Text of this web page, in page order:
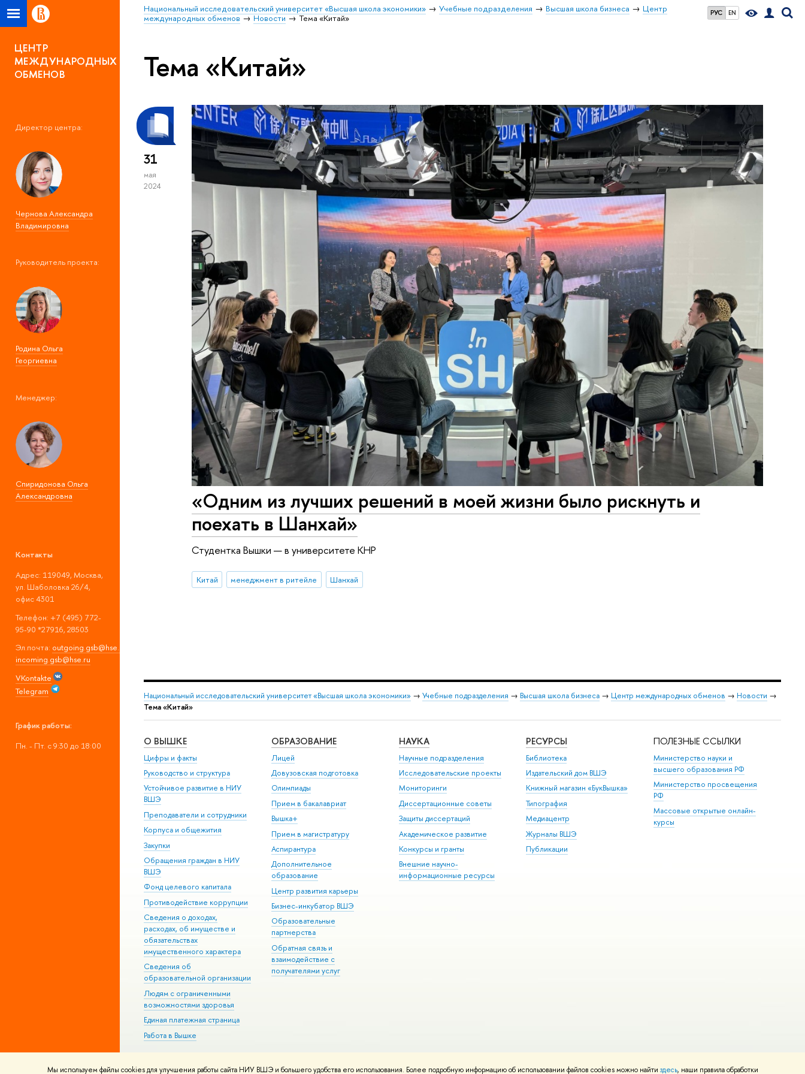
Мы используем файлы cookies для улучшения работы сайта НИУ ВШЭ и большего удобства его использования. Более подробную информацию об использовании файлов cookies можно найти здесь, наши правила обработки
РУС EN
Национальный исследовательский университет «Высшая школа экономики» Учебные подразделения Высшая школа бизнеса
Центр
международных обменов
Новости Тема «Китай»
ЦЕНТР
МЕЖДУНАРОДНЫХ
ОБМЕНОВ
Директор центра:
Чернова Александра
Владимировна
Руководитель проекта:
Родина Ольга
Георгиевна
Менеджер:
Спиридонова Ольга
Александровна
Контакты
Адрес: 119049, Москва,
ул. Шаболовка 26/4,
офис 4301
Телефон: +7 (495) 772-
95-90 *27916, 28503
Эл.почта: outgoing.gsb@hse.ru
incoming.gsb@hse.ru
VKontakte
Telegram
График работы:
Пн. - Пт. с 9:30 до 18:00
Тема «Китай»
31
мая
2024
«Одним из лучших решений в моей жизни было рискнуть и
поехать в Шанхай»
Студентка Вышки — в университете КНР
Китай менеджмент в ритейле Шанхай
Национальный исследовательский университет «Высшая школа экономики» → Учебные подразделения → Высшая школа бизнеса → Центр международных обменов → Новости →
Тема «Китай»
О ВЫШКЕ
Цифры и факты
Руководство и структура
Устойчивое развитие в НИУ
ВШЭ
Преподаватели и сотрудники
Корпуса и общежития
Закупки
Обращения граждан в НИУ
ВШЭ
Фонд целевого капитала
Противодействие коррупции
Сведения о доходах,
расходах, об имуществе и
обязательствах
имущественного характера
Сведения об
образовательной организации
Людям с ограниченными
возможностями здоровья
Единая платежная страница
Работа в Вышке
ОБРАЗОВАНИЕ
Лицей
Довузовская подготовка
Олимпиады
Прием в бакалавриат
Вышка+
Прием в магистратуру
Аспирантура
Дополнительное
образование
Центр развития карьеры
Бизнес-инкубатор ВШЭ
Образовательные
партнерства
Обратная связь и
взаимодействие с
получателями услуг
НАУКА
Научные подразделения
Исследовательские проекты
Мониторинги
Диссертационные советы
Защиты диссертаций
Академическое развитие
Конкурсы и гранты
Внешние научно-
информационные ресурсы
РЕСУРСЫ
Библиотека
Издательский дом ВШЭ
Книжный магазин «БукВышка»
Типография
Медиацентр
Журналы ВШЭ
Публикации
ПОЛЕЗНЫЕ ССЫЛКИ
Министерство науки и
высшего образования РФ
Министерство просвещения
РФ
Массовые открытые онлайн-
курсы
© НИУ ВШЭ 1993–2026 Адреса и контакты Условия использования материалов Политика конфиденциальности Карта сайта